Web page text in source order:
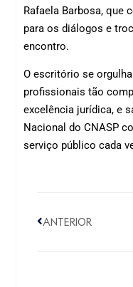
Rafaela Barbosa, que
para os diálogos e
encontro.
O escritório se
profissionais tão
excelência jurídica, e
Nacional do CNASP
serviço público cada
ANTERIOR